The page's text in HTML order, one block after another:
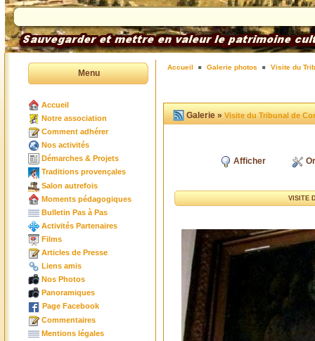
Menu
Accueil
Notre association
Comment adhérer
Nos activités
Démarches & Projets
Traditions provençales
Salon autrefois
Moments pédagogiques
Bulletin Pas à Pas
Activités Partenaires
Films
Articles de Presse
Liens amis
Nos Photos
Panoramiques
Page Facebook
Commentaires
Mentions légales
Accueil Galerie photos Visite du
Galerie »Visite du Tribunal de
Afficher
VISITE